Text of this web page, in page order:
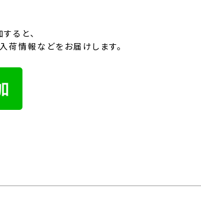
ると、
荷情報などをお届けします。